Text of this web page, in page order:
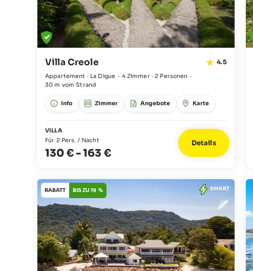
Villa Creole 4.5
Appartement · La Digue · 4 Zimmer·2 Personen ·
30 m vom Strand
Info Zimmer Angebote Karte
VILLA
Für 2 Pers. / Nacht
130 €-163 €
Details
RABATT BIS ZU 19 % SMART